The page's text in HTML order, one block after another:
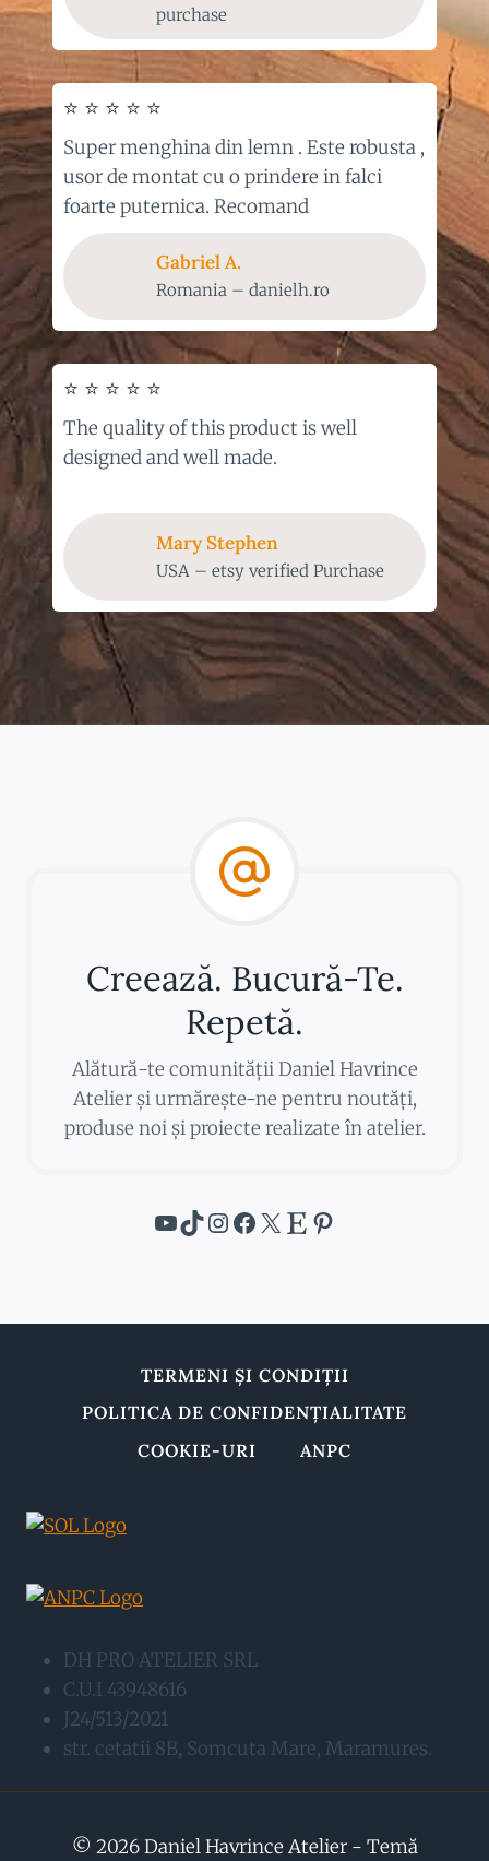
purchase
⭐ ⭐ ⭐ ⭐ ⭐
Super menghina din lemn . Este robusta ,
usor de montat cu o prindere in falci
foarte puternica. Recomand
GabrielA.
Romania – danielh.ro
⭐ ⭐ ⭐ ⭐ ⭐
The quality of this product is well
designed and well made.
Mary Stephen
USA – etsy verified Purchase
Creează. Bucură-Te.
Repetă.
Alătură-te comunității Daniel Havrince
Atelier și urmărește-ne pentru noutăți,
produse noi și proiecte realizate în atelier.
YouTube TikTok InstagramFacebook X Etsy Pinterest
TERMENI ȘI CONDIȚII
POLITICA DE CONFIDENȚIALITATE
COOKIE-URI
ANPC
DH PRO ATELIER SRL
C.U.I 43948616
J24/513/2021
str. cetatii 8B, Somcuta Mare, Maramures.
© 2026 Daniel Havrince Atelier - Temă